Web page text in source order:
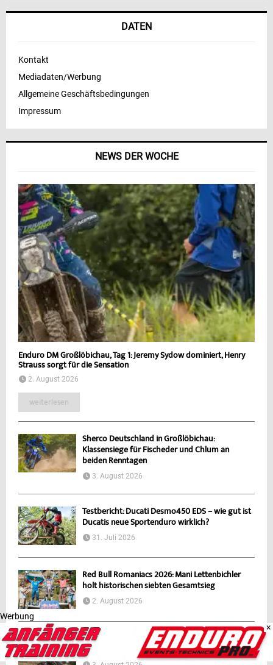
NEWS DER WOCHE
Enduro DM Großlöbichau, Tag 1: Jeremy Sydow dominiert, Henry
Strauss sorgt für die Sensation
2. August 2026
weiterlesen
Sherco Deutschland in Großlöbichau:
Klassensiege für Fischeder und Chlum an
beiden Renntagen
3. August 2026
Testbericht: Ducati Desmo450 EDS – wie gut ist
Ducatis neue Sportenduro wirklich?
31. Juli 2026
Red Bull Romaniacs 2026: Mani Lettenbichler
holt historischen siebten Gesamtsieg
2. August 2026
Enduro DM Großlöbichau 2026: Jeremy Sydow
bleibt makellos – packender Zweikampf mit...
DATEN
Kontakt
Mediadaten/Werbung
Allgemeine Geschäftsbedingungen
Impressum
Werbung
×